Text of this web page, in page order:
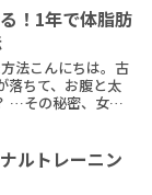
！1年で体脂肪
法こんにちは。古
落ちて、お腹と太
…その秘密、女性
ルトレーニン